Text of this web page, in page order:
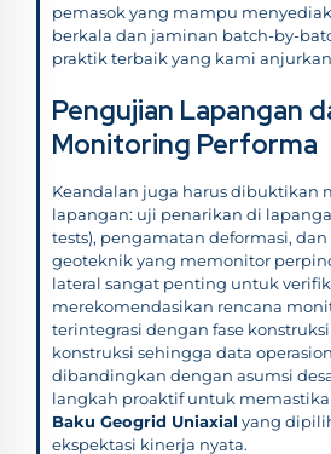
pemasok yang mampu
berkala dan jaminan batch-by-
praktik terbaik yang kami
Pengujian Lapangan
Monitoring Performa
Keandalan juga harus dibuktikan
lapangan: uji penarikan di
tests), pengamatan deformasi,
geoteknik yang memonitor
lateral sangat penting untuk
merekomendasikan rencana
terintegrasi dengan fase
konstruksi sehingga data
dibandingkan dengan asumsi
langkah proaktif untuk
Baku Geogrid Uniaxial yang
ekspektasi kinerja nyata.